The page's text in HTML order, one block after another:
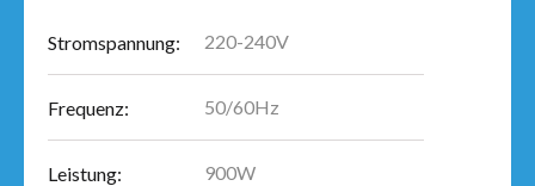
Stromspannung: 220-240V
Frequenz: 50/60Hz
Leistung: 900W